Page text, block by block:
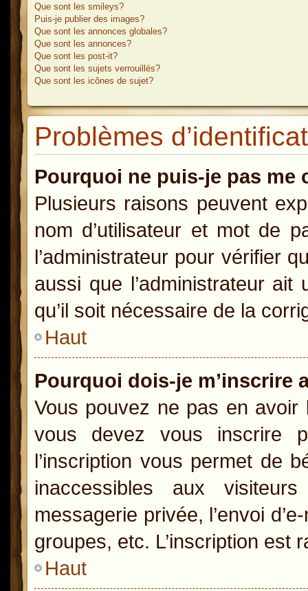
Que sont les smileys?
Puis-je publier des images?
Que sont les annonces globales?
Que sont les annonces?
Que sont les post-it?
Que sont les sujets verrouillés?
Que sont les icônes de sujet?
Problèmes
Pourquoi ne puis-je pas me
Plusieurs raisons peuvent
nom d’utilisateur et mot de
l’administrateur pour vérifier
aussi que l’administrateur
qu’il soit nécessaire de la
Haut
Pourquoi dois-je m’inscrire
Vous pouvez ne pas en avoir
vous devez vous inscrire
l’inscription vous permet de
inaccessibles aux
messagerie privée, l’envoi
groupes, etc. L’inscription est
Haut